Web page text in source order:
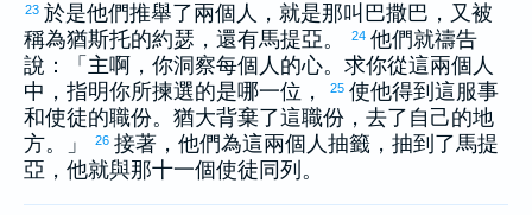
23 於是他們推舉了兩個人，就是那叫 巴撒巴 ，又被
稱為猶斯托的約瑟 ，還有馬提亞。 24 他們就禱告
說：「主啊，你洞察每個人的心。求你從這兩個人
中，指明你所揀選的是哪一位，
25 使他得到這服事
和使徒的職份。 猶大背棄了這職份，去了自己的地
方。」
26 接著，他們為這兩個人抽籤，抽到了馬提
亞 ，他就與那十一個使徒同列。